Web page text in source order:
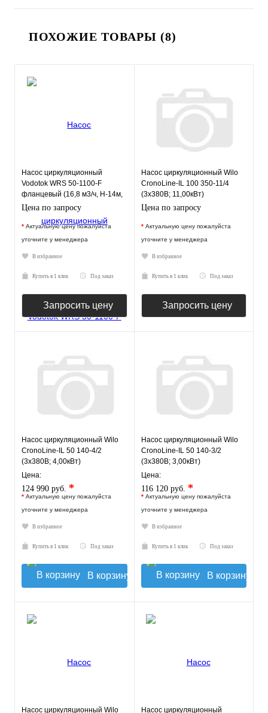
ПОХОЖИЕ ТОВАРЫ (8)
Насос циркуляционный
Vodotok WRS 50-1100-F
фланцевый (16,8 м3/ч, Н-14м,
280мм)
Цена по запросу
* Актуальную цену пожалуйста
уточните у менеджера
В избранное
Купить в 1 клик Под заказ
Запросить цену
Насос циркуляционный Wilo
CronoLine-IL 100 350-11/4
(3х380В; 11,00кВт)
Цена по запросу
* Актуальную цену пожалуйста
уточните у менеджера
В избранное
Купить в 1 клик Под заказ
Запросить цену
Насос циркуляционный Wilo
CronoLine-IL 50 140-4/2
(3х380В; 4,00кВт)
Цена:
124 990 руб. *
* Актуальную цену пожалуйста
уточните у менеджера
В избранное
Купить в 1 клик Под заказ
В корзину
Насос циркуляционный Wilo
CronoLine-IL 50 140-3/2
(3х380В; 3,00кВт)
Цена:
116 120 руб. *
* Актуальную цену пожалуйста
уточните у менеджера
В избранное
Купить в 1 клик Под заказ
В корзину
Насос циркуляционный Wilo
Насос циркуляционный